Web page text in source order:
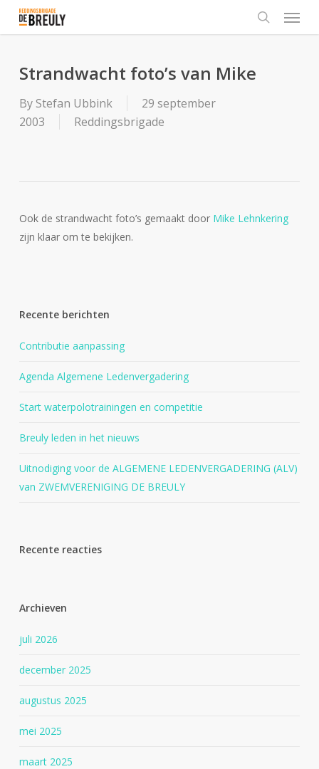
search
Menu
Strandwacht foto’s van Mike
By Stefan Ubbink
29 september
2003
Reddingsbrigade
Ook de strandwacht foto’s gemaakt door Mike Lehnkering
zijn klaar om te bekijken.
Recente berichten
Contributie aanpassing
Agenda Algemene Ledenvergadering
Start waterpolotrainingen en competitie
Breuly leden in het nieuws
Uitnodiging voor de ALGEMENE LEDENVERGADERING (ALV)
van ZWEMVERENIGING DE BREULY
Recente reacties
Archieven
juli 2026
december 2025
augustus 2025
mei 2025
maart 2025